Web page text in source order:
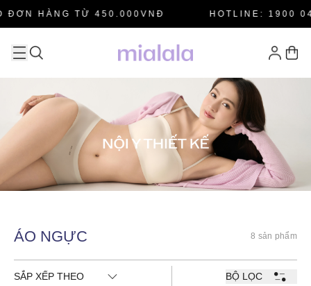
ĐƠN HÀNG TỪ 450.000VNĐ HOTLINE: 1900
ÁO NGỰC 8 sản phẩm
SẮP XẾP THEO BỘ LỌC